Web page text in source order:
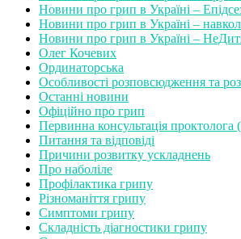
Новини про грип в Україні –
Новини про грип в Україні –
Новини про грип в Україні –
Олег Кочевих
Ординаторська
Особливості розповсюдження та
Останні новини
Офіційно про грип
Первинна консультація проктолога
Питання та відповіді
Причини розвитку ускладнень
Про наболіле
Профілактика грипу
Різноманіття грипу
Симптоми грипу
Складність діагностики грипу